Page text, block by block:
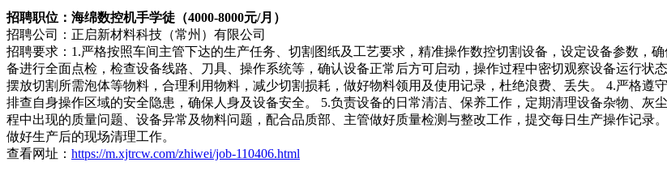
招聘职位：海绵数控机手学徒（4000-8000元/月）
招聘公司：正启新材料科技（常州）有限公司
招聘要求：1.严格按照车间主管下达的生产任务、切割图纸及工艺要求，精准操作数控切割设备，设定设备参数，
备进行全面点检，检查设备线路、刀具、操作系统等，确认设备正常后方可启动，操作过程中密切观察设备运行状
摆放切割所需泡体等物料，合理利用物料，减少切割损耗，做好物料领用及使用记录，杜绝浪费、丢失。 4.严格遵
排查自身操作区域的安全隐患，确保人身及设备安全。 5.负责设备的日常清洁、保养工作，定期清理设备杂物、灰
程中出现的质量问题、设备异常及物料问题，配合品质部、主管做好质量检测与整改工作，提交每日生产操作记录
做好生产后的现场清理工作。
查看网址： https://m.xjtrcw.com/zhiwei/job-110406.html